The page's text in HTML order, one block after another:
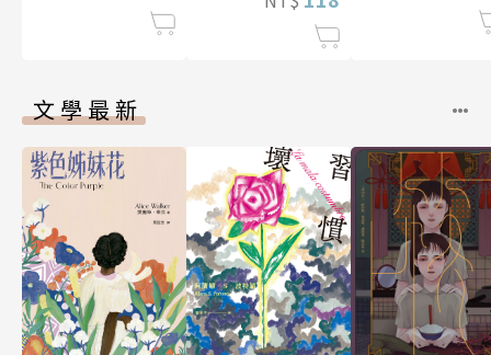
文學最新